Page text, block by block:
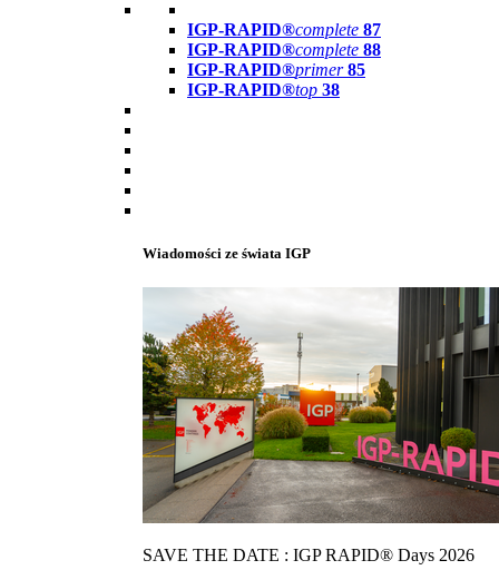
IGP-RAPID®complete 87
IGP-RAPID®complete 88
IGP-RAPID®primer 85
IGP-RAPID®top 38
Wiadomości ze świata IGP
SAVE THE DATE : IGP RAPID® Days 2026